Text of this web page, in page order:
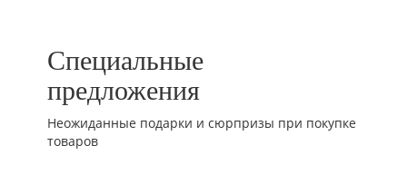
Специальные
предложения
Неожиданные подарки и сюрпризы при покупке
товаров